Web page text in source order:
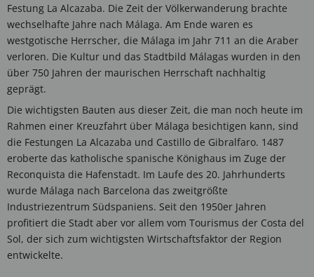
Festung La Alcazaba. Die Zeit der Völkerwanderung brachte
wechselhafte Jahre nach Málaga. Am Ende waren es
westgotische Herrscher, die Málaga im Jahr 711 an die Araber
verloren. Die Kultur und das Stadtbild Málagas wurden in den
über 750 Jahren der maurischen Herrschaft nachhaltig
geprägt.
Die wichtigsten Bauten aus dieser Zeit, die man noch heute im
Rahmen einer Kreuzfahrt über Málaga besichtigen kann, sind
die Festungen La Alcazaba und Castillo de Gibralfaro. 1487
eroberte das katholische spanische Könighaus im Zuge der
Reconquista die Hafenstadt. Im Laufe des 20. Jahrhunderts
wurde Málaga nach Barcelona das zweitgrößte
Industriezentrum Südspaniens. Seit den 1950er Jahren
profitiert die Stadt aber vor allem vom Tourismus der Costa del
Sol, der sich zum wichtigsten Wirtschaftsfaktor der Region
entwickelte.